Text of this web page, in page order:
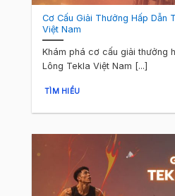
Cơ Cấu Giải Thưởng Hấp Dẫn
Việt Nam
Khám phá cơ cấu giải thưởng
Lông Tekla Việt Nam [...]
TÌM HIỂU